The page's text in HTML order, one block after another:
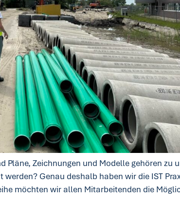
Zeichnungen und Modelle gehören zu
Genau deshalb haben wir die IST
möchten wir allen Mitarbeitenden die